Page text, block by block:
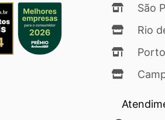
São
Rio